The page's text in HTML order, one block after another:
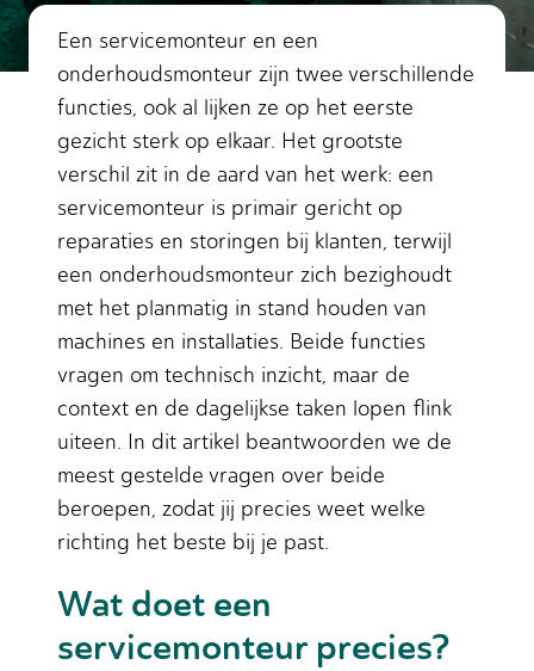
Een servicemonteur en een
onderhoudsmonteur zijn twee verschillende
functies, ook al lijken ze op het eerste
gezicht sterk op elkaar. Het grootste
verschil zit in de aard van het werk: een
servicemonteur is primair gericht op
reparaties en storingen bij klanten, terwijl
een onderhoudsmonteur zich bezighoudt
met het planmatig in stand houden van
machines en installaties. Beide functies
vragen om technisch inzicht, maar de
context en de dagelijkse taken lopen flink
uiteen. In dit artikel beantwoorden we de
meest gestelde vragen over beide
beroepen, zodat jij precies weet welke
richting het beste bij je past.
Wat doet een
servicemonteur precies?